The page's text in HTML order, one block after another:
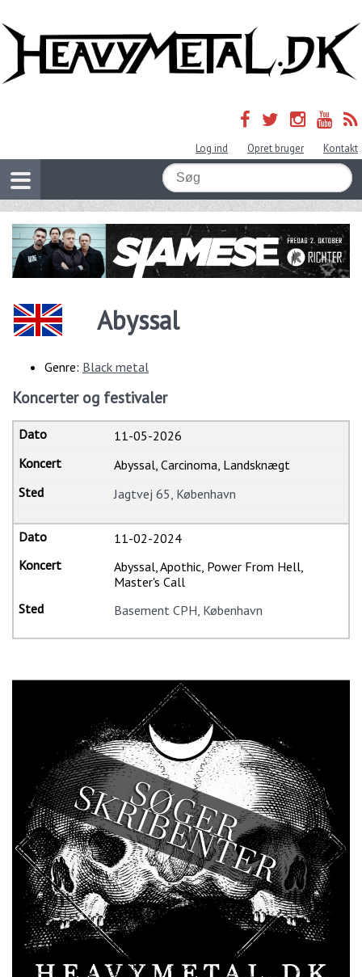
Log ind Opret bruger Kontakt
Abyssal
Genre: Black metal
Koncerter og festivaler
11-05-2026
Abyssal, Carcinoma, Landsknægt
Jagtvej 65, København
11-02-2024
Abyssal, Apothic, Power From Hell,
Master's Call
Basement CPH, København